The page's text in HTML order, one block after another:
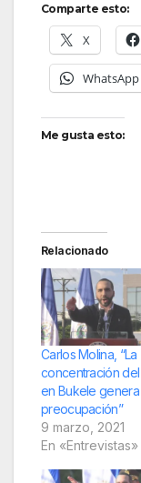
Comparte esto:
X
WhatsApp
Me gusta esto:
Relacionado
Carlos Molina, “La
concentración
en Bukele genera
preocupación”
9 marzo, 2021
En «Entrevistas»